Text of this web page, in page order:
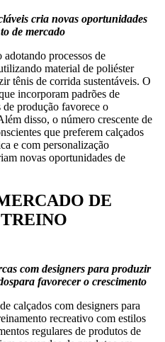
​​cria novas oportunidades
de mercado
adotando processos de
material de poliéster
tênis de corrida sustentáveis. O
incorporam padrões de
de produção favorece o
disso, o número crescente de
que preferem calçados
e com personalização
novas oportunidades de
DE
com designers para produzir
para favorecer o crescimento
calçados com designers para
recreativo com estilos
regulares de produtos de